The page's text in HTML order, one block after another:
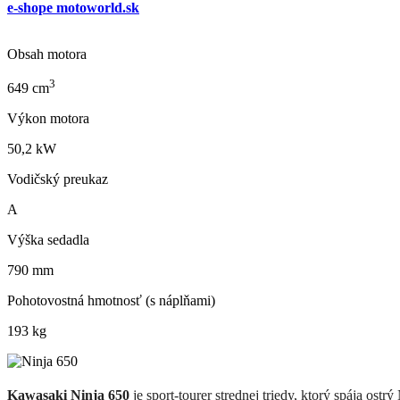
e-shope motoworld.sk
Obsah motora
649 cm3
Výkon motora
50,2 kW
Vodičský preukaz
A
Výška sedadla
790 mm
Pohotovostná hmotnosť (s náplňami)
193 kg
Kawasaki Ninja 650 je sport-tourer strednej triedy, ktorý spája